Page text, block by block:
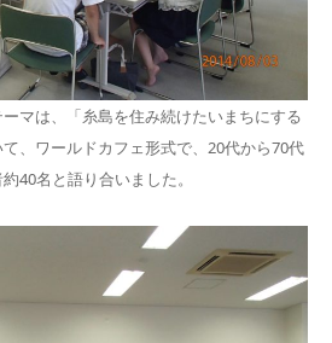
マは、「糸島を住み続けたいまちにする
、ワールドカフェ形式で、20代から70代
40名と語り合いました。